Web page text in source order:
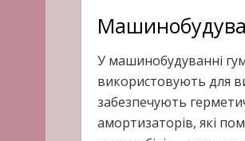
У машинобудуванні
використовують для
забезпечують
амортизаторів, які